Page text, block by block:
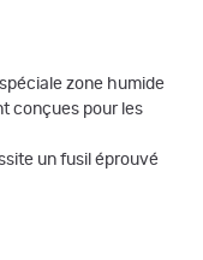
zone humide
conçues pour les
un fusil éprouvé